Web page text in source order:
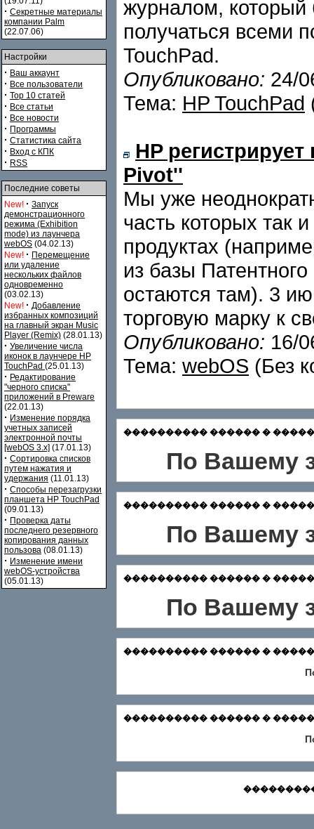
· Секретные материалы
компании Palm
(22.07.06)
Настройки
· Ваш аккаунт
· Все пользователи
· Top 10 статей
· Все статьи
· Все новости
· Программы
· Статистика сайта
· Вход с КПК
· RSS
Последние советы
New! · Запуск
демонстрационного
режима (Exhibition
mode) из лаунчера
webOS (04.02.13)
New! · Перемещение
или удаление
нескольких файлов
одновременно
(03.02.13)
New! · Добавление
избранных композиций
на главный экран Music
Player (Remix) (28.01.13)
· Увеличение числа
иконок в лаунчере HP
TouchPad (25.01.13)
· Редактирование
"черного списка"
приложений в Preware
(22.01.13)
· Изменение порядка
учетных записей
электронной почты
[webOS 3.x] (17.01.13)
· Сортировка списков
путем нажатия и
удержания (11.01.13)
· Способы перезагрузки
планшета HP TouchPad
(09.01.13)
· Проверка даты
последнего резервного
копирования данных
пользова (08.01.13)
· Изменение имени
webOS-устройства
(05.01.13)
журналом, который
получаться всеми
TouchPad.
Опубликовано: 24/
Тема: HP TouchPad
HP
Pivot''
Мы уже
часть которых так
продуктах
из базы
остаются там). 3
торговую марку к
Опубликовано: 16/
Тема: webOS (Без
���������� ������ � �������
По Вашему
���������� ������ � �������
По Вашему
���������� ������ � �������
По Вашему
���������� ������ � �������
���������� ������ �